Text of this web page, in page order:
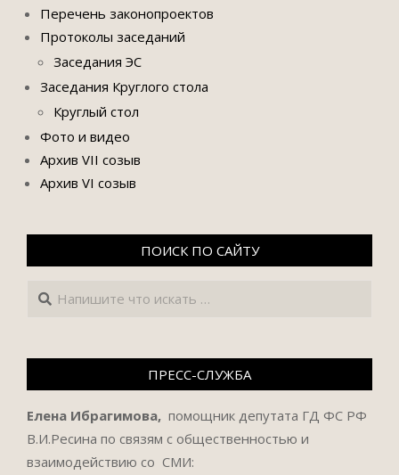
Перечень законопроектов
Протоколы заседаний
Заседания ЭС
Заседания Круглого стола
Круглый стол
Фото и видео
Архив VII созыв
Архив VI созыв
ПОИСК ПО САЙТУ
Поиск
ПРЕСС-СЛУЖБА
Елена Ибрагимова, помощник депутата ГД ФС РФ
В.И.Ресина по связям с общественностью и
взаимодействию со СМИ: